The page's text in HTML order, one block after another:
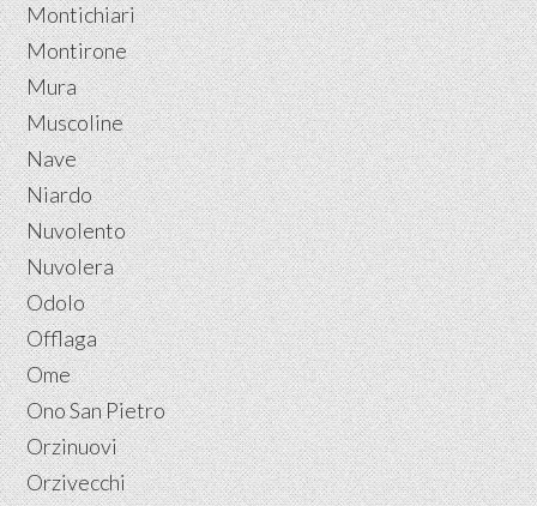
Montichiari
Montirone
Mura
Muscoline
Nave
Niardo
Nuvolento
Nuvolera
Odolo
Offlaga
Ome
Ono San Pietro
Orzinuovi
Orzivecchi